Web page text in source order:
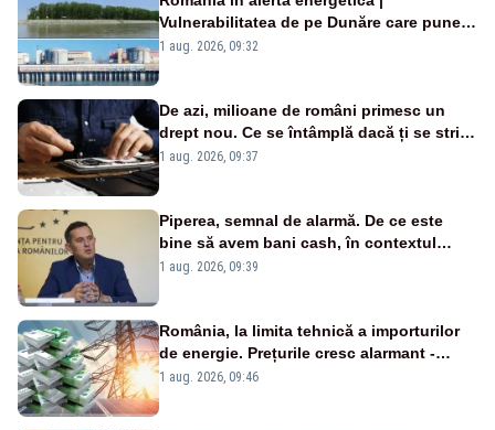
Vulnerabilitatea de pe Dunăre care pune
în pericol Centrala Cernavodă era
1 aug. 2026, 09:32
De azi, milioane de români primesc un
drept nou. Ce se întâmplă dacă ți se strică
un produs
1 aug. 2026, 09:37
Piperea, semnal de alarmă. De ce este
bine să avem bani cash, în contextul
alertei energetice?
1 aug. 2026, 09:39
România, la limita tehnică a importurilor
de energie. Prețurile cresc alarmant -
Analiză Realitatea Plus
1 aug. 2026, 09:46